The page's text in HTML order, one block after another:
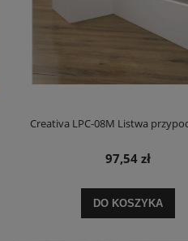
Creativa LPC-08M Listwa
97,54 zł
DO KOSZYKA